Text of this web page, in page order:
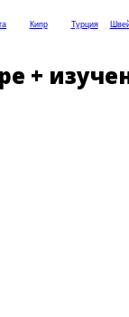
Кипр Турция